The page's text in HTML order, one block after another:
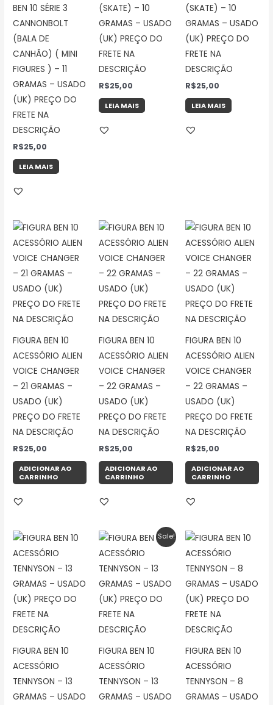
BEN 10 SÉRIE 3
CANNONBOLT
(BALA DE
CANHÃO) ( MINI
FIGURES ) – 11
GRAMAS – USADO
(UK) PREÇO DO
FRETE NA
DESCRIÇÃO
R$25,00
LEIA MAIS
(SKATE) – 10
GRAMAS – USADO
(UK) PREÇO DO
FRETE NA
DESCRIÇÃO
R$25,00
LEIA MAIS
(SKATE) – 10
GRAMAS – USADO
(UK) PREÇO DO
FRETE NA
DESCRIÇÃO
R$25,00
LEIA MAIS
FIGURA BEN 10
ACESSÓRIO ALIEN
VOICE CHANGER
– 21 GRAMAS –
USADO (UK)
PREÇO DO FRETE
NA DESCRIÇÃO
R$25,00
ADICIONAR AO
CARRINHO
FIGURA BEN 10
ACESSÓRIO ALIEN
VOICE CHANGER
– 22 GRAMAS –
USADO (UK)
PREÇO DO FRETE
NA DESCRIÇÃO
R$25,00
ADICIONAR AO
CARRINHO
FIGURA BEN 10
ACESSÓRIO ALIEN
VOICE CHANGER
– 22 GRAMAS –
USADO (UK)
PREÇO DO FRETE
NA DESCRIÇÃO
R$25,00
ADICIONAR AO
CARRINHO
FIGURA BEN 10
ACESSÓRIO
TENNYSON – 13
GRAMAS – USADO
Sale!
FIGURA BEN 10
ACESSÓRIO
TENNYSON – 13
GRAMAS – USADO
O
preço
original
era:
R$35,00.
O
preço
atual
R$25,00.
FIGURA BEN 10
ACESSÓRIO
TENNYSON – 8
GRAMAS – USADO